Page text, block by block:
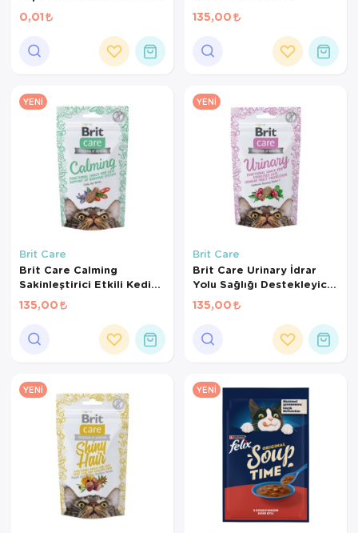
1,4 Gr
0,01
Destekleyici Tahılsız Kedi
Ödül Maması 50gr
135,00
YENI
Brit Care
Brit Care Calming
Sakinleştirici Etkili Kedi
Ödül Maması 50gr
135,00
YENI
Brit Care
Brit Care Urinary İdrar
Yolu Sağlığı Destekleyici
Kedi Ödül Maması 50 Gr
135,00
YENI YENI